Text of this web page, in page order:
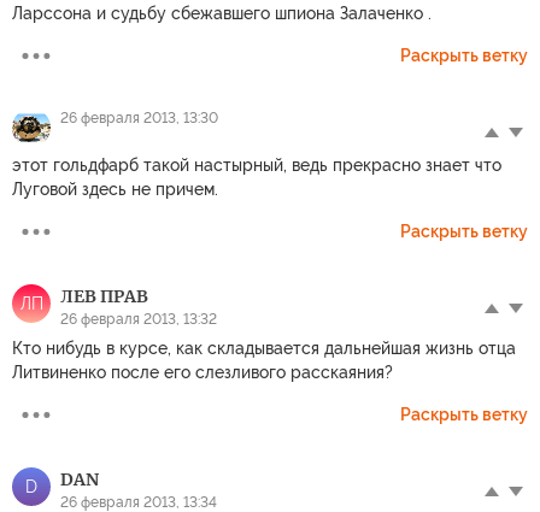
Ларссона и судьбу сбежавшего шпиона Залаченко .
Раскрыть ветку
26 февраля 2013, 13:30
этот гольдфарб такой настырный, ведь прекрасно знает что
Луговой здесь не причем.
Раскрыть ветку
ЛП ЛЕВ ПРАВ
26 февраля 2013, 13:32
Кто нибудь в курсе, как складывается дальнейшая жизнь отца
Литвиненко после его слезливого расскаяния?
Раскрыть ветку
D DAN
26 февраля 2013, 13:34